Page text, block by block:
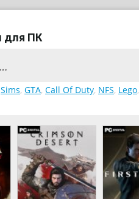
для ПК
Sims, GTA, Call Of Duty, NFS, Lego,